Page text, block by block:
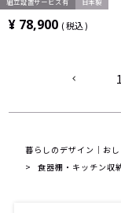
おしゃれ 北欧 グレー ホワイ
¥ 78,900 税込
1
暮らしのデザイン｜お
食器棚・キッチン収